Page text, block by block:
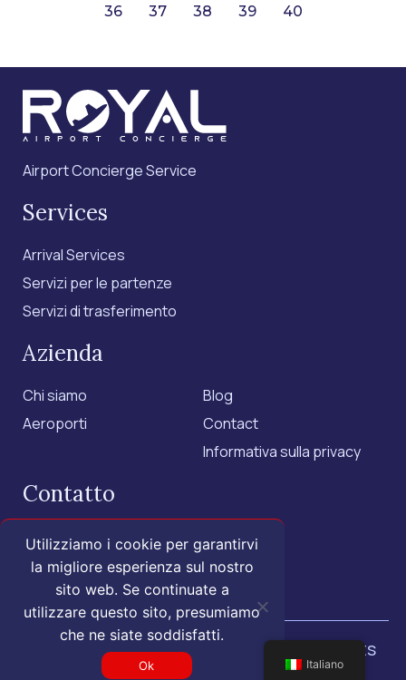
36
37 38 39 40
Airport Concierge Service
Services
Arrival Services
Servizi per le partenze
Servizi di trasferimento
Azienda
Chi siamo
Aeroporti
Blog
Contact
Informativa sulla privacy
Contatto
+1 (855) 455-1555 - US Only
+1 (202) 883-3332
contact@isroyal.com
© 2025 Royal Airport Concierge.
All rights
reserved.
Italiano
Utilizziamo i cookie per garantirvi
la migliore esperienza sul nostro
sito web. Se continuate a
utilizzare questo sito, presumiamo
che ne siate soddisfatti.
Ok